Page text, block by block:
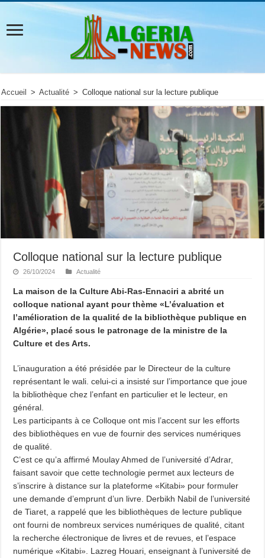
Accueil > Actualité > Colloque national sur la lecture publique
Colloque national sur la lecture publique
26/10/2024 Actualité
La maison de la Culture Abi-Ras-Ennaciri a abrité un
colloque national ayant pour thème «L’évaluation et
l’amélioration de la qualité de la bibliothèque publique en
Algérie», placé sous le patronage de la ministre de la
Culture et des Arts.
L’inauguration a été présidée par le Directeur de la culture
représentant le wali. celui-ci a insisté sur l’importance que joue
la bibliothèque chez l’enfant en particulier et le lecteur, en
général.
Les participants à ce Colloque ont mis l’accent sur les efforts
des bibliothèques en vue de fournir des services numériques
de qualité.
C’est ce qu’a affirmé Moulay Ahmed de l’université d’Adrar,
faisant savoir que cette technologie permet aux lecteurs de
s’inscrire à distance sur la plateforme «Kitabi» pour formuler
une demande d’emprunt d’un livre. Derbikh Nabil de l’université
de Tiaret, a rappelé que les bibliothèques de lecture publique
ont fourni de nombreux services numériques de qualité, citant
la recherche électronique de livres et de revues, et l’espace
numérique «Kitabi». Lazreg Houari, enseignant à l’université de